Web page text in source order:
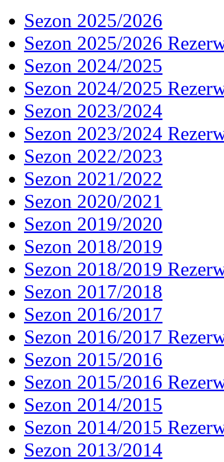
Sezon 2025/2026
Sezon 2025/2026
Sezon 2024/2025
Sezon 2024/2025
Sezon 2023/2024
Sezon 2023/2024
Sezon 2022/2023
Sezon 2021/2022
Sezon 2020/2021
Sezon 2019/2020
Sezon 2018/2019
Sezon 2018/2019
Sezon 2017/2018
Sezon 2016/2017
Sezon 2016/2017
Sezon 2015/2016
Sezon 2015/2016
Sezon 2014/2015
Sezon 2014/2015
Sezon 2013/2014